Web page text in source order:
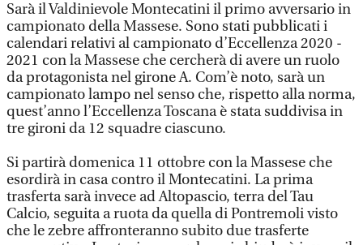
Sarà il Valdinievole Montecatini il primo avversario in
campionato della Massese. Sono stati pubblicati i
calendari relativi al campionato d’Eccellenza 2020 -
2021 con la Massese che cercherà di avere un ruolo
da protagonista nel girone A. Com’è noto, sarà un
campionato lampo nel senso che, rispetto alla norma,
quest’anno l’Eccellenza Toscana è stata suddivisa in
tre gironi da 12 squadre ciascuno.
Si partirà domenica 11 ottobre con la Massese che
esordirà in casa contro il Montecatini. La prima
trasferta sarà invece ad Altopascio, terra del Tau
Calcio, seguita a ruota da quella di Pontremoli visto
che le zebre affronteranno subito due trasferte